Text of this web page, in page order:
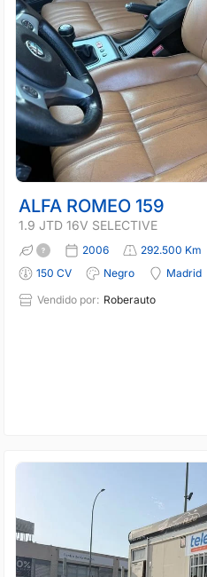
ALFA ROMEO 159
1.9 JTD 16V SELECTIVE
2006 292.500 Km
150 CV
Negro
Madrid
Vendido por: Roberauto